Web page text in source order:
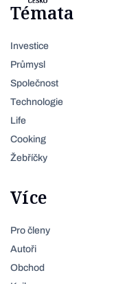
Témata
Investice
Průmysl
Společnost
Technologie
Life
Cooking
Žebříčky
Více
Pro členy
Autoři
Obchod